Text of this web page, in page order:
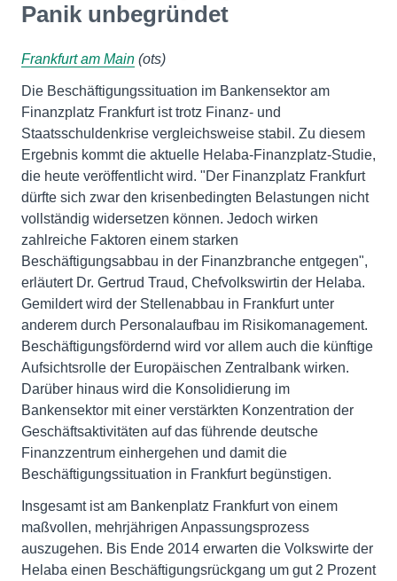
Panik unbegründet
Frankfurt am Main (ots)
Die Beschäftigungssituation im Bankensektor am
Finanzplatz Frankfurt ist trotz Finanz- und
Staatsschuldenkrise vergleichsweise stabil. Zu diesem
Ergebnis kommt die aktuelle Helaba-Finanzplatz-Studie,
die heute veröffentlicht wird. "Der Finanzplatz Frankfurt
dürfte sich zwar den krisenbedingten Belastungen nicht
vollständig widersetzen können. Jedoch wirken
zahlreiche Faktoren einem starken
Beschäftigungsabbau in der Finanzbranche entgegen",
erläutert Dr. Gertrud Traud, Chefvolkswirtin der Helaba.
Gemildert wird der Stellenabbau in Frankfurt unter
anderem durch Personalaufbau im Risikomanagement.
Beschäftigungsfördernd wird vor allem auch die künftige
Aufsichtsrolle der Europäischen Zentralbank wirken.
Darüber hinaus wird die Konsolidierung im
Bankensektor mit einer verstärkten Konzentration der
Geschäftsaktivitäten auf das führende deutsche
Finanzzentrum einhergehen und damit die
Beschäftigungssituation in Frankfurt begünstigen.
Insgesamt ist am Bankenplatz Frankfurt von einem
maßvollen, mehrjährigen Anpassungsprozess
auszugehen. Bis Ende 2014 erwarten die Volkswirte der
Helaba einen Beschäftigungsrückgang um gut 2 Prozent